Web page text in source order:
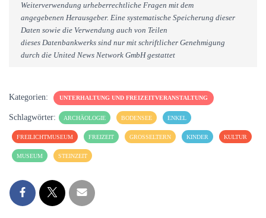
Weiterverwendung urheberrechtliche Fragen mit dem
angegebenen Herausgeber. Eine systematische Speicherung dieser
Daten sowie die Verwendung auch von Teilen
dieses Datenbankwerks sind nur mit schriftlicher Genehmigung
durch die United News Network GmbH gestattet
Kategorien: UNTERHALTUNG UND FREIZEITVERANSTALTUNG
Schlagwörter: ARCHÄOLOGIE BODENSEE ENKEL
FREILICHTMUSEUM FREIZEIT GROSSELTERN KINDER KULTUR
MUSEUM STEINZEIT